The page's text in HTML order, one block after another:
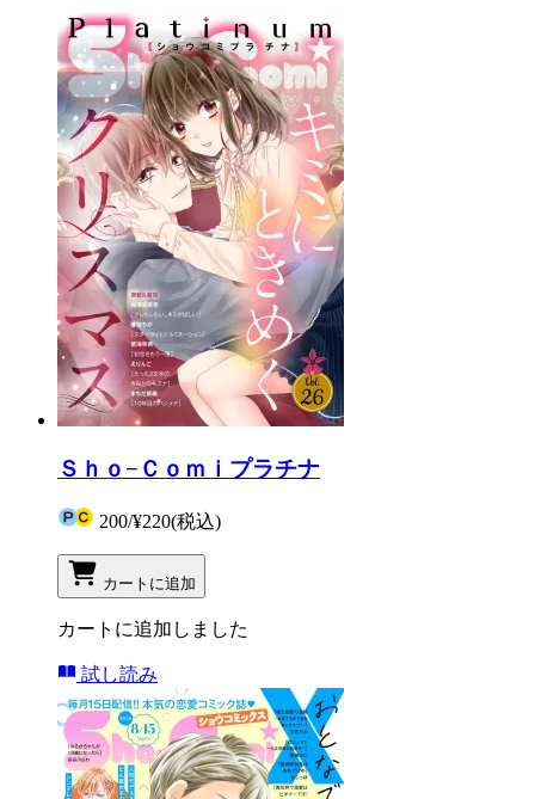
Ｓｈｏ−Ｃｏｍｉプラチナ
200/¥220(税込)
カートに追加
カートに追加しました
試し読み